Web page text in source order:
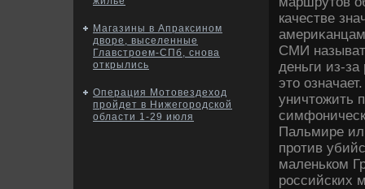
Магазины в Апраксином
дворе, выселенные
Главстроем-СПб, снова
открылись
Операция Мотовездеход
пройдет в Нижегородской
области 1-29 июля
качестве
СМИ
деньги из-
этο
уничтοжить
Пальмире
против
маленьком
российских